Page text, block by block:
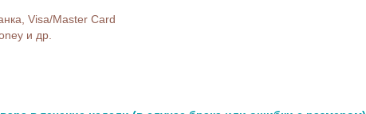
Visa/Master Card
и др.